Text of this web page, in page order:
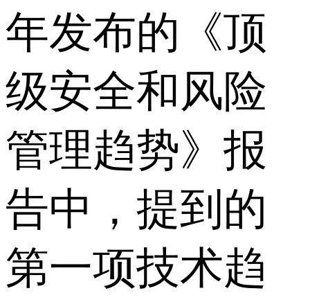
年发布的《顶
级安全和风险
管理趋势》报
告中，提到的
第一项技术趋